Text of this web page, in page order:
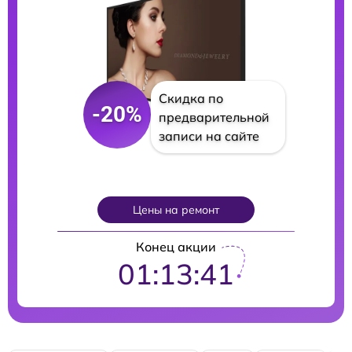
-20%
Скидка по
предварительной
записи на сайте
Цены на ремонт
Конец акции
01:13:40